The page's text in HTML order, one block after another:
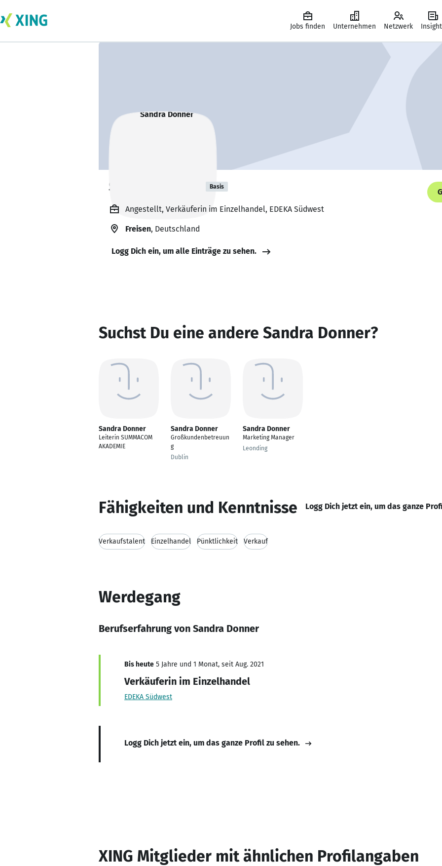
Jobs finden Unternehmen Netzwerk
Sandra Donner Basis
Angestellt, Verkäuferin im Einzelhandel, EDEKA Südwest
Freisen, Deutschland
Logg Dich ein, um alle Einträge zu sehen.
Suchst Du eine andere Sandra Donner?
Sandra Donner
Leiterin SUMMACOM
AKADEMIE
Sandra Donner
Großkundenbetreuun
g
Dublin
Sandra Donner
Marketing Manager
Leonding
Fähigkeiten und Kenntnisse Logg Dich jetzt ein, um das ganze
Verkaufstalent Einzelhandel Pünktlichkeit Verkauf
Werdegang
Berufserfahrung von Sandra Donner
Bis heute 5 Jahre und 1 Monat, seit Aug. 2021
Verkäuferin im Einzelhandel
EDEKA Südwest
Logg Dich jetzt ein, um das ganze Profil zu sehen.
XING Mitglieder mit ähnlichen Profilangaben